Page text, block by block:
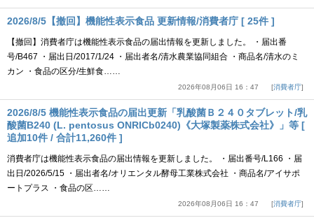
2026/8/5【撤回】機能性表示食品 更新情報/消費者庁 [ 25件 ]
【撤回】消費者庁は機能性表示食品の届出情報を更新しました。 ・届出番
号/B467 ・届出日/2017/1/24 ・届出者名/清水農業協同組合 ・商品名/清水のミ
カン ・食品の区分/生鮮食……
2026年08月06日 16：47 消費者庁
2026/8/5 機能性表示食品の届出更新「乳酸菌Ｂ２４０タブレット/乳
酸菌B240 (L. pentosus ONRICb0240)《大塚製薬株式会社》」等 [
追加10件 / 合計11,260件 ]
消費者庁は機能性表示食品の届出情報を更新しました。 ・届出番号/L166 ・届
出日/2026/5/15 ・届出者名/オリエンタル酵母工業株式会社 ・商品名/アイサポ
ートプラス ・食品の区……
2026年08月06日 16：47 消費者庁